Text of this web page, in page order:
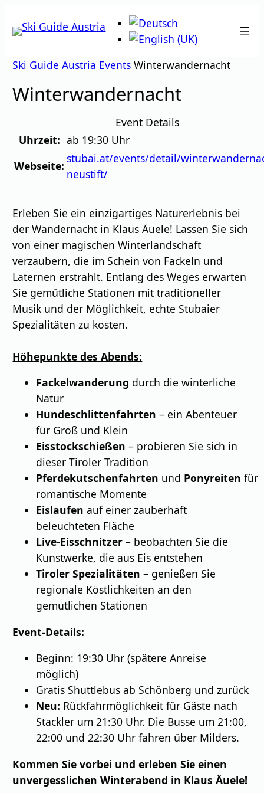
Inhalt
Ski Guide Austria Events Winterwandernacht
Winterwandernacht
Event Details
Uhrzeit: ab 19:30 Uhr
Webseite:
stubai.at/events/detail/
neustift/
Erleben Sie ein einzigartiges Naturerlebnis bei
der Wandernacht in Klaus Äuele! Lassen Sie sich
von einer magischen Winterlandschaft
verzaubern, die im Schein von Fackeln und
Laternen erstrahlt. Entlang des Weges erwarten
Sie gemütliche Stationen mit traditioneller
Musik und der Möglichkeit, echte Stubaier
Spezialitäten zu kosten.
Höhepunkte des Abends:
Fackelwanderung durch die winterliche
Natur
Hundeschlittenfahrten – ein Abenteuer
für Groß und Klein
Eisstockschießen – probieren Sie sich in
dieser Tiroler Tradition
Pferdekutschenfahrten und Ponyreiten für
romantische Momente
Eislaufen auf einer zauberhaft
beleuchteten Fläche
Live-Eisschnitzer – beobachten Sie die
Kunstwerke, die aus Eis entstehen
Tiroler Spezialitäten – genießen Sie
regionale Köstlichkeiten an den
gemütlichen Stationen
Event-Details:
Beginn: 19:30 Uhr (spätere Anreise
möglich)
Gratis Shuttlebus ab Schönberg und zurück
Neu: Rückfahrmöglichkeit für Gäste nach
Stackler um 21:30 Uhr. Die Busse um 21:00,
22:00 und 22:30 Uhr fahren über Milders.
Kommen Sie vorbei und erleben Sie einen
unvergesslichen Winterabend in Klaus Äuele!